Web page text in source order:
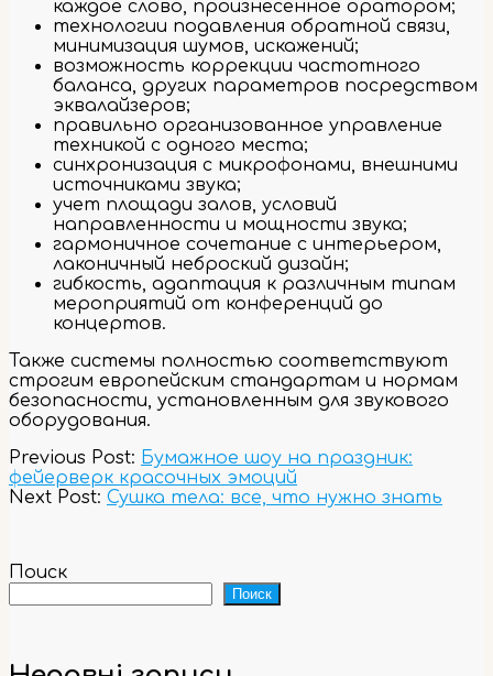
каждое слово, произнесенное оратором;
технологии подавления обратной связи,
минимизация шумов, искажений;
возможность коррекции частотного
баланса, других параметров посредством
эквалайзеров;
правильно организованное управление
техникой с одного места;
синхронизация с микрофонами, внешними
источниками звука;
учет площади залов, условий
направленности и мощности звука;
гармоничное сочетание с интерьером,
лаконичный неброский дизайн;
гибкость, адаптация к различным типам
мероприятий от конференций до
концертов.
Также системы полностью соответствуют
строгим европейским стандартам и нормам
безопасности, установленным для звукового
оборудования.
2023-
12-
04
Previous Post: Бумажное шоу на праздник:
фейерверк красочных эмоций
Next Post: Сушка тела: все, что нужно знать
Поиск
Поиск